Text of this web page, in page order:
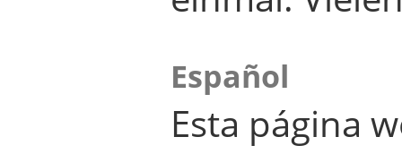
Español
Esta página